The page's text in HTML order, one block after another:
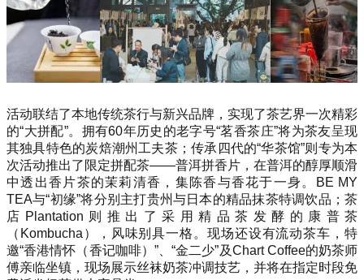
活动联结了本地传统茶行与新兴品牌，实现了茶艺界一次精彩
的“大拼配”。拥有60年历史的老字号“茗香茶庄”将为茶友呈现
其独具特色的炭焙潮州工夫茶；传承四代的“华茶馆”则专为本
次活动推出了限定拼配茶——普洱拼香片，在普洱的醇厚顺滑
中透出香片茶的茉莉清香，集陈香与香花于一身。BE MY
TEA与“初缘”将分别主打贵州与日本的精品抹茶特调饮品；茶
店Plantation则推出了采用精品茶发酵的康普茶
（Kombucha），风味别具一格。现场还设有流动茶车，特
邀“香港情怀（香记咖啡）”、“金二少”及Chart Coffee的奶茶师
傅亲临坐镇，现场展示丝袜奶茶冲调技艺，并将在指定时段免